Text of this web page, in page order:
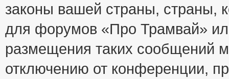
законы вашей страны, страны,
для форумов «Про Трамвай»
размещения таких сообщений
отключению от конференции,